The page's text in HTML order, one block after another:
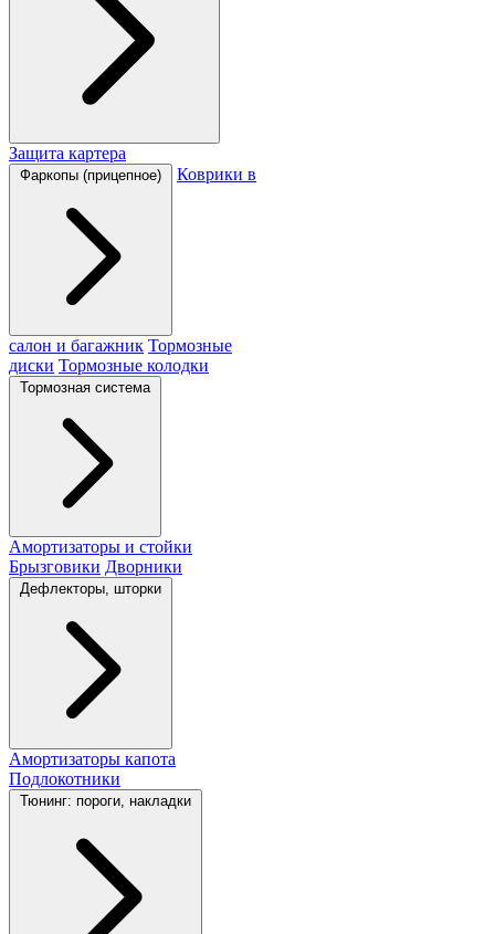
Защита картера
Фаркопы (прицепное) Коврики в
салон и багажник Тормозные
диски Тормозные колодки
Тормозная система
Амортизаторы и стойки
Брызговики Дворники
Дефлекторы, шторки
Амортизаторы капота
Подлокотники
Тюнинг: пороги, накладки